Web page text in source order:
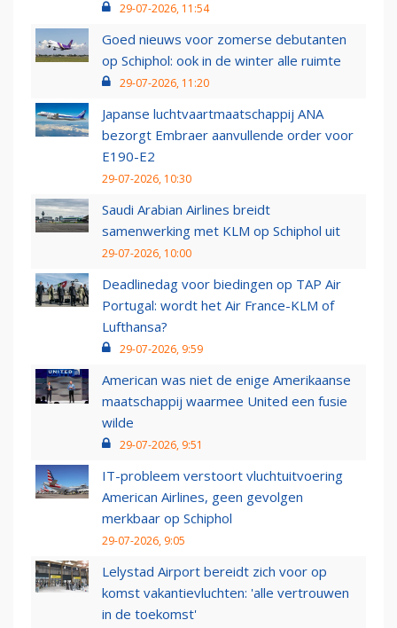
29-07-2026, 11:54
Goed nieuws voor zomerse debutanten
op Schiphol: ook in de winter alle ruimte
29-07-2026, 11:20
Japanse luchtvaartmaatschappij ANA
bezorgt Embraer aanvullende order voor
E190-E2
29-07-2026, 10:30
Saudi Arabian Airlines breidt
samenwerking met KLM op Schiphol uit
29-07-2026, 10:00
Deadlinedag voor biedingen op TAP Air
Portugal: wordt het Air France-KLM of
Lufthansa?
29-07-2026, 9:59
American was niet de enige Amerikaanse
maatschappij waarmee United een fusie
wilde
29-07-2026, 9:51
IT-probleem verstoort vluchtuitvoering
American Airlines, geen gevolgen
merkbaar op Schiphol
29-07-2026, 9:05
Lelystad Airport bereidt zich voor op
komst vakantievluchten: 'alle vertrouwen
in de toekomst'